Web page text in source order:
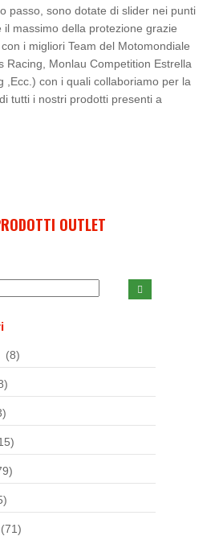
passo, sono dotate di slider nei punti
massimo della protezione grazie
i migliori Team del Motomondiale
Racing, Monlau Competition Estrella
,Ecc.) con i quali collaboriamo per la
tutti i nostri prodotti presenti a
OUTLET
(8)
(71)